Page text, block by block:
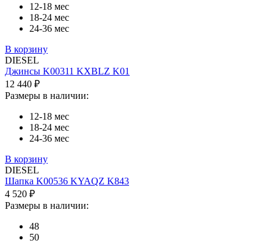
12-18 мес
18-24 мес
24-36 мес
В корзину
DIESEL
Джинсы K00311 KXBLZ K01
12 440 ₽
Размеры в наличии:
12-18 мес
18-24 мес
24-36 мес
В корзину
DIESEL
Шапка K00536 KYAQZ K843
4 520 ₽
Размеры в наличии:
48
50